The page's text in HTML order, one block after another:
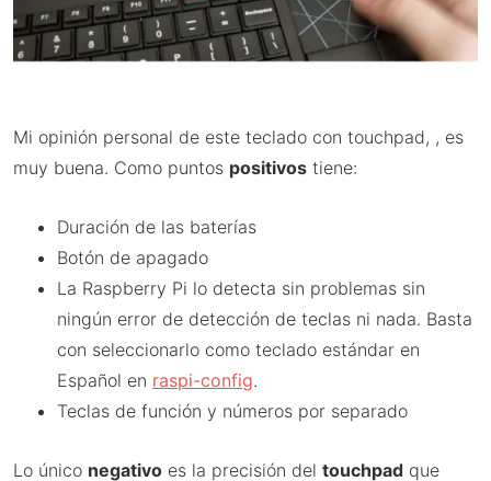
Mi opinión personal de este teclado con touchpad, , es
muy buena. Como puntos positivos tiene:
Duración de las baterías
Botón de apagado
La Raspberry Pi lo detecta sin problemas sin
ningún error de detección de teclas ni nada. Basta
con seleccionarlo como teclado estándar en
Español en raspi-config.
Teclas de función y números por separado
Lo único negativo es la precisión del touchpad que